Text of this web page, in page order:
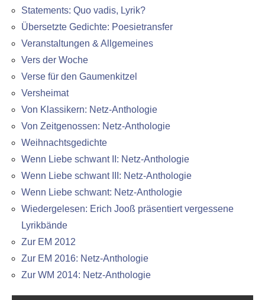
Statements: Quo vadis, Lyrik?
Übersetzte Gedichte: Poesietransfer
Veranstaltungen & Allgemeines
Vers der Woche
Verse für den Gaumenkitzel
Versheimat
Von Klassikern: Netz-Anthologie
Von Zeitgenossen: Netz-Anthologie
Weihnachtsgedichte
Wenn Liebe schwant II: Netz-Anthologie
Wenn Liebe schwant III: Netz-Anthologie
Wenn Liebe schwant: Netz-Anthologie
Wiedergelesen: Erich Jooß präsentiert vergessene
Lyrikbände
Zur EM 2012
Zur EM 2016: Netz-Anthologie
Zur WM 2014: Netz-Anthologie